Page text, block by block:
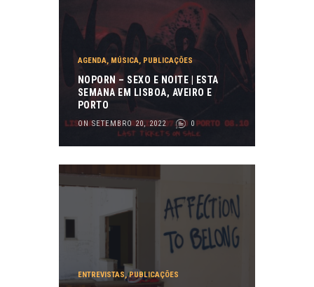
AGENDA, MÚSICA, PUBLICAÇÕES
NOPORN – SEXO E NOITE | ESTA
SEMANA EM LISBOA, AVEIRO E
PORTO
ON SETEMBRO 20, 2022 0
ENTREVISTAS,PUBLICAÇÕES